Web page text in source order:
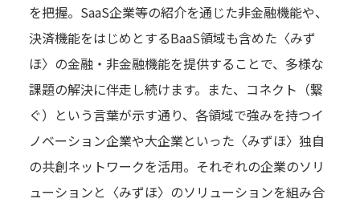
を把握。SaaS企業等の紹介を通じた非金融機能や、
決済機能をはじめとするBaaS領域も含めた〈みず
ほ〉の金融・非金融機能を提供することで、多様な
課題の解決に伴走し続けます。また、コネクト（繋
ぐ）という言葉が示す通り、各領域で強みを持つイ
ノベーション企業や大企業といった〈みずほ〉独自
の共創ネットワークを活用。それぞれの企業のソリ
ューションと〈みずほ〉のソリューションを組み合